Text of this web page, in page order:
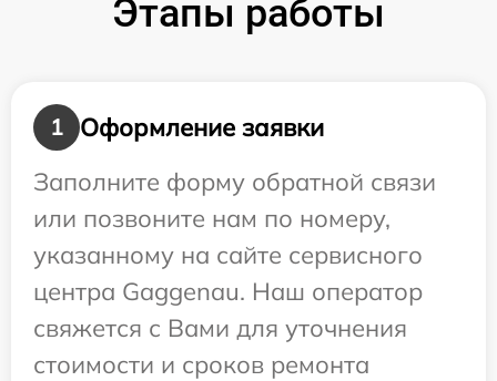
Этапы работы
1
Оформление заявки
Заполните форму обратной связи
или позвоните нам по номеру,
указанному на сайте сервисного
центра Gaggenau. Наш оператор
свяжется с Вами для уточнения
стоимости и сроков ремонта